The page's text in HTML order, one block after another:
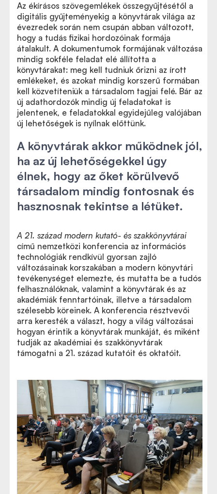
Az ékírásos szövegemlékek összegyűjtésétől a
digitális gyűjteményekig a könyvtárak világa az
évezredek során nem csupán abban változott,
hogy a tudás fizikai hordozóinak formája
átalakult. A dokumentumok formájának változása
mindig sokféle feladat elé állította a
könyvtárakat: meg kell tudniuk őrizni az írott
emlékeket, és azokat mindig korszerű formában
kell közvetíteniük a társadalom tagjai felé. Bár az
új adathordozók mindig új feladatokat is
jelentenek, e feladatokkal egyidejűleg valójában
új lehetőségek is nyílnak előttünk.
A könyvtárak akkor működnek jól,
ha az új lehetőségekkel úgy
élnek, hogy az őket körülvevő
társadalom mindig fontosnak és
hasznosnak tekintse a létüket.
A 21. század modern kutató- és szakkönyvtárai
című nemzetközi konferencia az információs
technológiák rendkívül gyorsan zajló
változásainak korszakában a modern könyvtári
tevékenységet elemezte, és mutatta be a tudós
felhasználóknak, valamint a könyvtárak és az
akadémiák fenntartóinak, illetve a társadalom
szélesebb köreinek. A konferencia résztvevői
arra keresték a választ, hogy a világ változásai
hogyan érintik a könyvtárak munkáját, és miként
tudják az akadémiai és szakkönyvtárak
támogatni a 21. század kutatóit és oktatóit.